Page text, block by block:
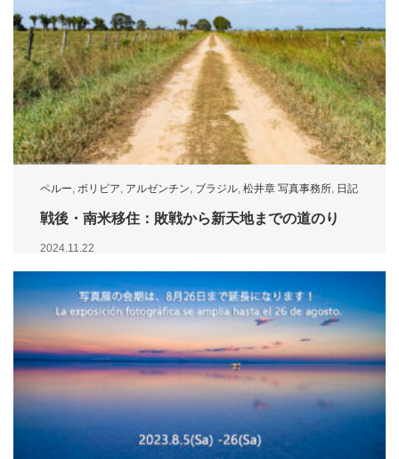
ペルー, ボリビア, アルゼンチン, ブラジル, 松井章 写真事務所, 日記
戦後・南米移住：敗戦から新天地までの道のり
2024.11.22